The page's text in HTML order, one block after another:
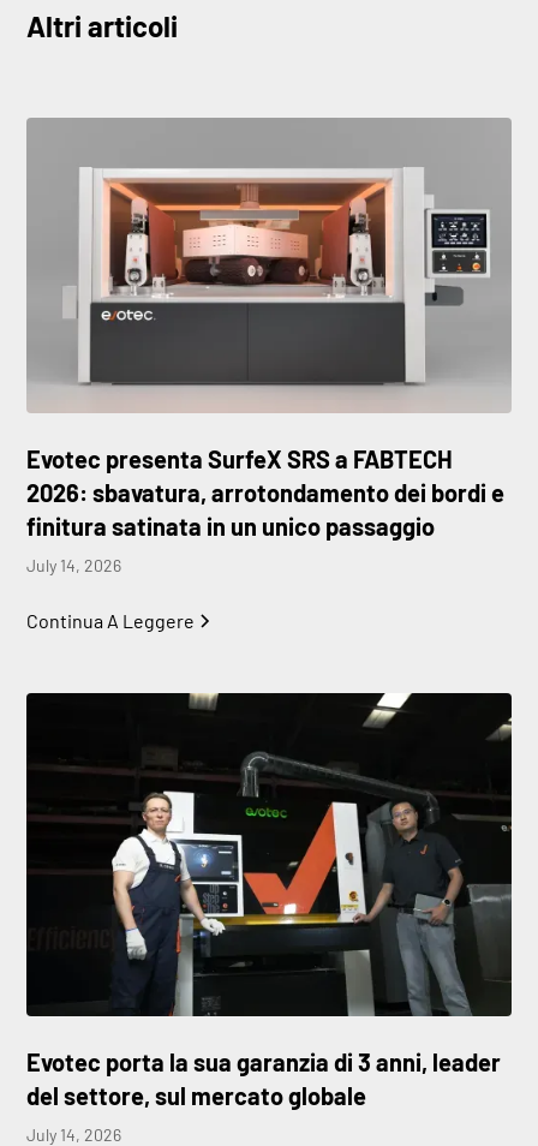
Altri articoli
Evotec presenta SurfeX SRS a FABTECH
2026: sbavatura, arrotondamento dei bordi e
finitura satinata in un unico passaggio
July 14, 2026
Continua A Leggere
Evotec porta la sua garanzia di 3 anni, leader
del settore, sul mercato globale
July 14, 2026